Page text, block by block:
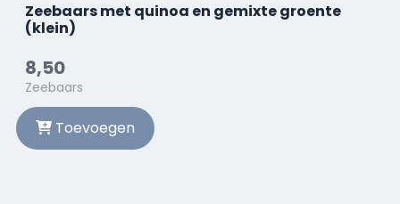
Zeebaars met quinoa en gemixte groente
(klein)
8,50
Zeebaars
Toevoegen